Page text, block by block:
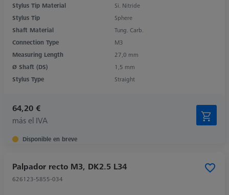
Stylus Tip Material
Si. Nitride
Stylus Tip
Sphere
Shaft Material
Tung. Carb.
Connection Type
M3
Measuring Length
27,0 mm
Ø Shaft (DS)
1,5 mm
Stylus Type
Straight
64,20 €
más el IVA
Disponible en breve
Palpador recto M3, DK2.5 L34
626123-5855-034